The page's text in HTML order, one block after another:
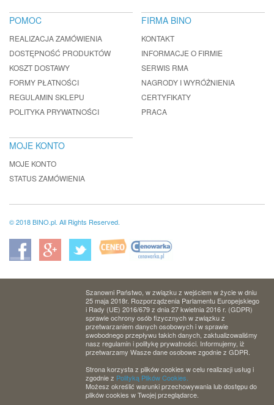
POMOC
REALIZACJA ZAMÓWIENIA
DOSTĘPNOŚĆ PRODUKTÓW
KOSZT DOSTAWY
FORMY PŁATNOŚCI
REGULAMIN SKLEPU
POLITYKA PRYWATNOŚCI
FIRMA BINO
KONTAKT
INFORMACJE O FIRMIE
SERWIS RMA
NAGRODY I WYRÓŻNIENIA
CERTYFIKATY
PRACA
MOJE KONTO
MOJE KONTO
STATUS ZAMÓWIENIA
© 2018 BINO.pl. All Rights Reserved.
Szanowni Państwo, w związku z wejściem w życie w dniu
25 maja 2018r. Rozporządzenia Parlamentu Europejskiego
i Rady (UE) 2016/679 z dnia 27 kwietnia 2016 r. (GDPR)
sprawie ochrony osób fizycznych w związku z
przetwarzaniem danych osobowych i w sprawie
swobodnego przepływu takich danych, zaktualizowaliśmy
nasz regulamin i politykę prywatności. Informujemy, iż
przetwarzamy Wasze dane osobowe zgodnie z GDPR.
Strona korzysta z plików cookies w celu realizacji usług i
zgodnie z Polityką Plików Cookies.
Możesz określić warunki przechowywania lub dostępu do
plików cookies w Twojej przeglądarce.